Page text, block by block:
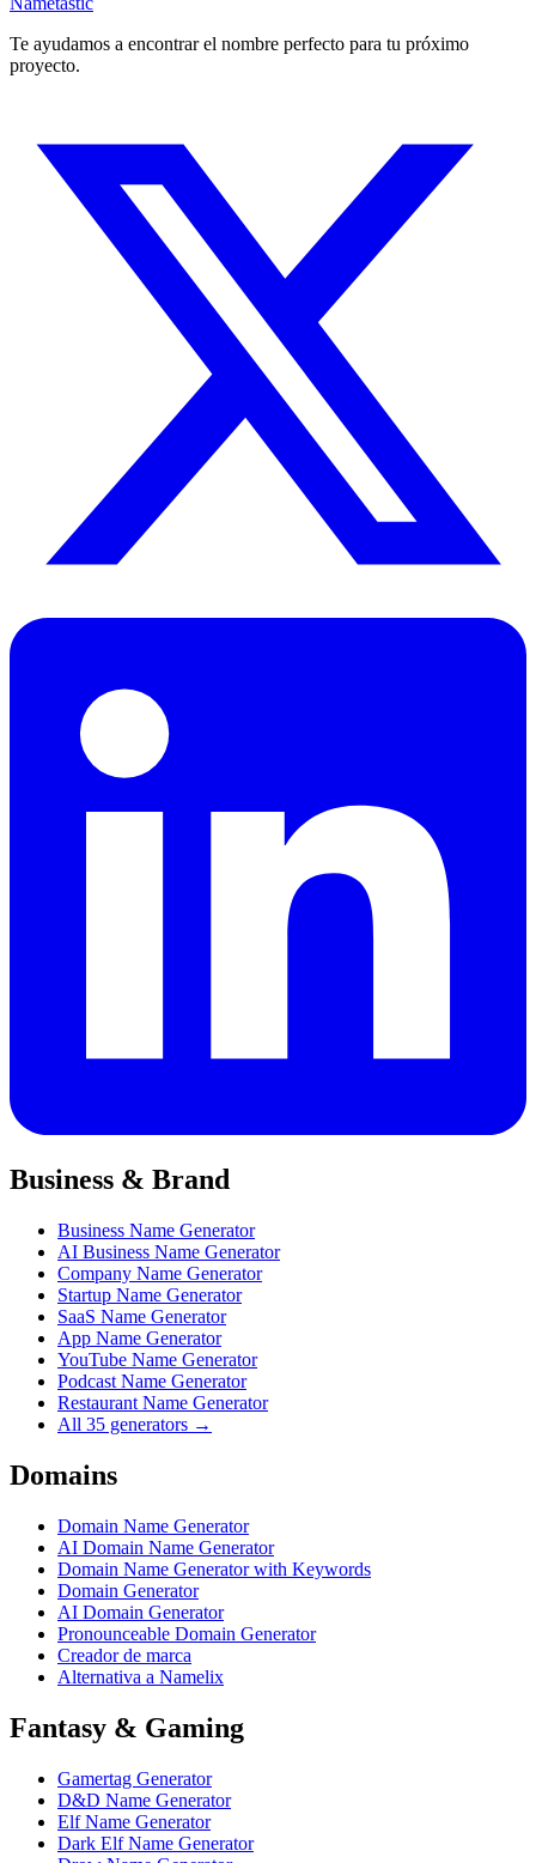
Te ayudamos a encontrar el nombre perfecto para tu próximo
proyecto.
Business & Brand
Business Name Generator
AI Business Name Generator
Company Name Generator
Startup Name Generator
SaaS Name Generator
App Name Generator
YouTube Name Generator
Podcast Name Generator
Restaurant Name Generator
All 35 generators →
Domains
Domain Name Generator
AI Domain Name Generator
Domain Name Generator with Keywords
Domain Generator
AI Domain Generator
Pronounceable Domain Generator
Creador de marca
Alternativa a Namelix
Fantasy & Gaming
Gamertag Generator
D&D Name Generator
Elf Name Generator
Dark Elf Name Generator